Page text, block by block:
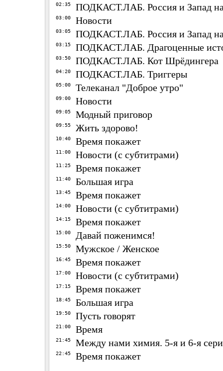
02:35 ПОДКАСТ.ЛАБ. Россия и Запад на
03:00 Новости
03:05 ПОДКАСТ.ЛАБ. Россия и Запад на
03:15 ПОДКАСТ.ЛАБ. Драгоценные
03:50 ПОДКАСТ.ЛАБ. Кот Шрёдингера
04:20 ПОДКАСТ.ЛАБ. Триггеры
05:00 Телеканал "Доброе утро"
09:00 Новости
09:05 Модный приговор
09:55 Жить здорово!
10:40 Время покажет
11:00 Новости (с субтитрами)
11:25 Время покажет
11:40 Большая игра
13:45 Время покажет
14:00 Новости (с субтитрами)
14:15 Время покажет
15:00 Давай поженимся!
15:50 Мужское / Женское
16:45 Время покажет
17:00 Новости (с субтитрами)
17:15 Время покажет
18:45 Большая игра
19:50 Пусть говорят
21:00 Время
21:45 Между нами химия. 5-я и 6-я
22:45 Время покажет